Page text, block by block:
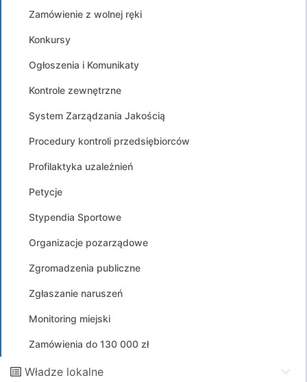
Zamówienie z wolnej ręki
Konkursy
Ogłoszenia i Komunikaty
Kontrole zewnętrzne
System Zarządzania Jakością
Procedury kontroli przedsiębiorców
Profilaktyka uzależnień
Petycje
Stypendia Sportowe
Organizacje pozarządowe
Zgromadzenia publiczne
Zgłaszanie naruszeń
Monitoring miejski
Zamówienia do 130 000 zł
Władze lokalne